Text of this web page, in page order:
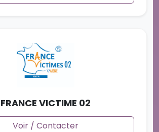
FRANCE VICTIME 02
Voir / Contacter